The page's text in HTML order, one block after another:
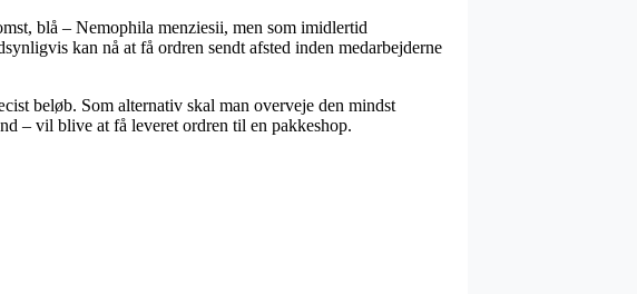
blå – Nemophila menziesii, men som imidlertid
kan nå at få ordren sendt afsted inden medarbejderne
beløb. Som alternativ skal man overveje den mindst
– vil blive at få leveret ordren til en pakkeshop.